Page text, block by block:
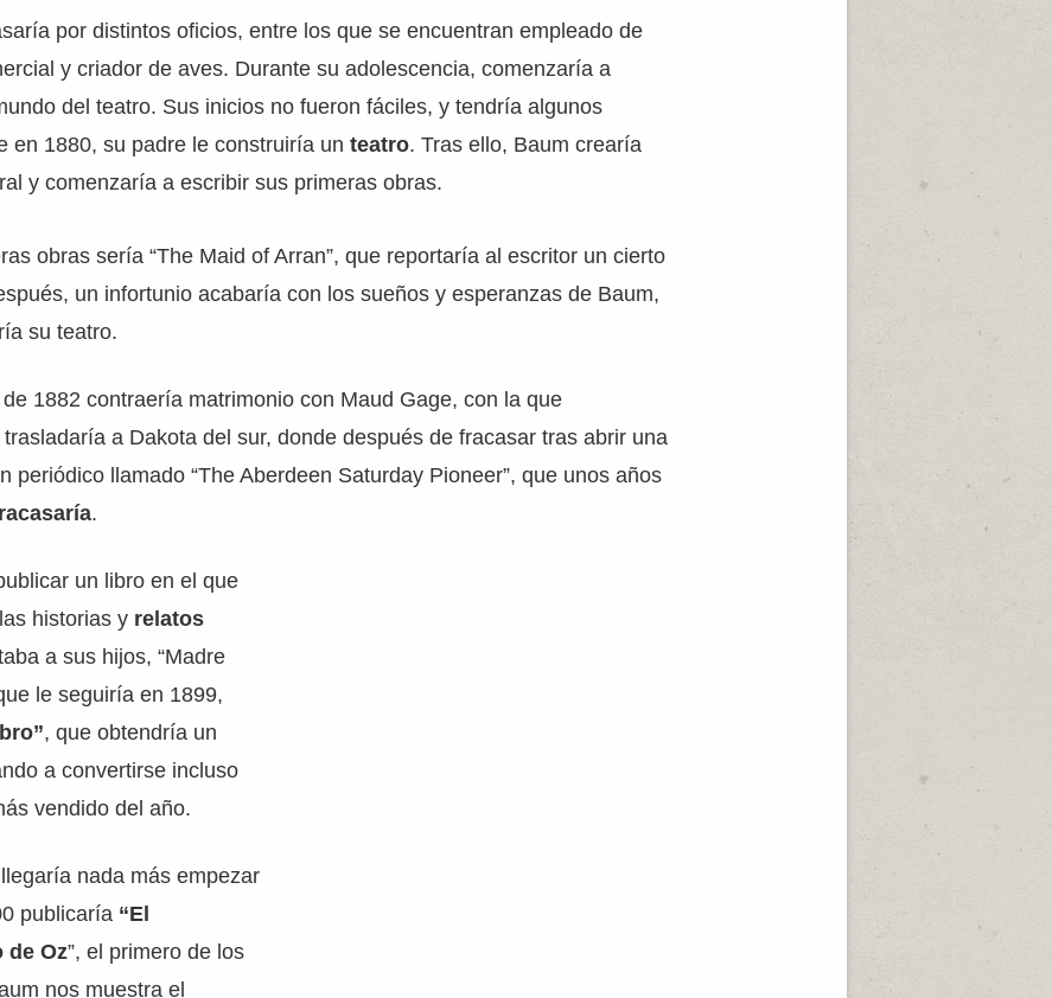
por distintos oficios, entre los que se encuentran empleado de
y criador de aves. Durante su adolescencia, comenzaría a
del teatro. Sus inicios no fueron fáciles, y tendría algunos
en 1880, su padre le construiría unteatro. Tras ello, Baum crearía
y comenzaría a escribir sus primeras obras.
obras sería “The Maid of Arran”, que reportaría al escritor un cierto
un infortunio acabaría con los sueños y esperanzas de Baum,
su teatro.
1882 contraería matrimonio con Maud Gage, con la que
a Dakota del sur, donde después de fracasar tras abrir una
periódico llamado “The Aberdeen Saturday Pioneer”, que unos años
.
un libro en el que
historias y relatos
a sus hijos, “Madre
le seguiría en 1899,
, que obtendría un
a convertirse incluso
vendido del año.
nada más empezar
publicaría “El
de Oz”, el primero de los
nos muestra el